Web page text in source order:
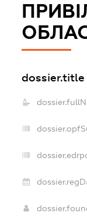
dossier.title